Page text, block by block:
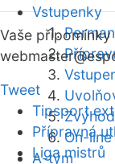
Vstupenky
On-line
A-tým
Vaše
webmaster
Tweet
Tipsport
Přípravná
Liga mistrů